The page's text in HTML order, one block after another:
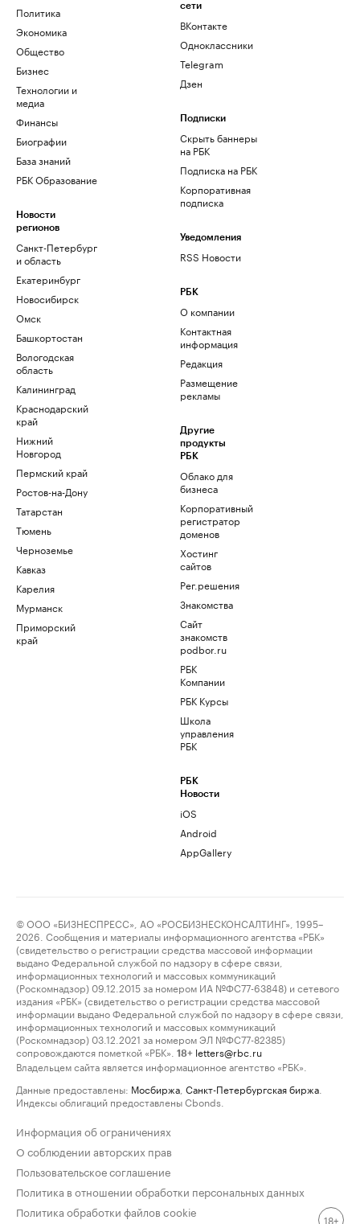
Политика
Экономика
Общество
Бизнес
Технологии и
медиа
Финансы
Биографии
База знаний
РБК Образование
Новости
регионов
Санкт-Петербург
и область
Екатеринбург
Новосибирск
Омск
Башкортостан
Вологодская
область
Калининград
Краснодарский
край
Нижний
Новгород
Пермский край
Ростов-на-Дону
Татарстан
Тюмень
Черноземье
Кавказ
Карелия
Мурманск
Приморский
край
сети
ВКонтакте
Одноклассники
Telegram
Дзен
Подписки
Скрыть баннеры
на РБК
Подписка на РБК
Корпоративная
подписка
Уведомления
RSS Новости
РБК
О компании
Контактная
информация
Редакция
Размещение
рекламы
Другие
продукты
РБК
Облако для
бизнеса
Корпоративный
регистратор
доменов
Хостинг
сайтов
Рег.решения
Знакомства
Сайт
знакомств
podbor.ru
РБК
Компании
РБК Курсы
Школа
управления
РБК
РБК
Новости
iOS
Android
AppGallery
© ООО «БИЗНЕСПРЕСС», АО «РОСБИЗНЕСКОНСАЛТИНГ», 1995–
2026. Сообщения и материалы информационного агентства «РБК»
(свидетельство о регистрации средства массовой информации
выдано Федеральной службой по надзору в сфере связи,
информационных технологий и массовых коммуникаций
(Роскомнадзор) 09.12.2015 за номером ИА №ФС77-63848) и сетевого
издания «РБК» (свидетельство о регистрации средства массовой
информации выдано Федеральной службой по надзору в сфере связи,
информационных технологий и массовых коммуникаций
(Роскомнадзор) 03.12.2021 за номером ЭЛ №ФС77-82385)
сопровождаются пометкой «РБК».
18+ letters@rbc.ru
Владельцем сайта является информационное агентство «РБК».
Данные предоставлены: Мосбиржа Санкт-Петербургская биржа
Индексы облигаций предоставлены Cbonds.
Информация об ограничениях
О соблюдении авторских прав
Пользовательское соглашение
Политика в отношении обработки персональных данных
Политика обработки файлов cookie
18+